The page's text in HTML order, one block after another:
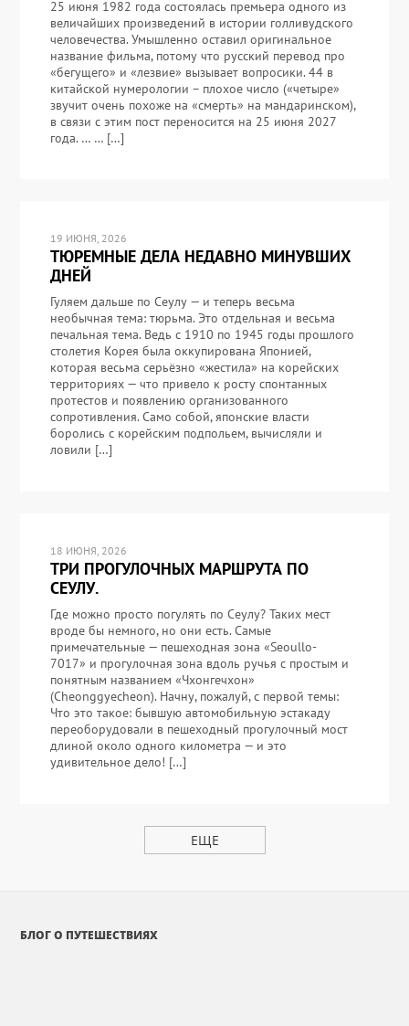
25 июня 1982 года состоялась премьера одного из
величайших произведений в истории голливудского
человечества. Умышленно оставил оригинальное
название фильма, потому что русский перевод про
«бегущего» и «лезвие» вызывает вопросики. 44 в
китайской нумерологии – плохое число («четыре»
звучит очень похоже на «смерть» на мандаринском),
в связи с этим пост переносится на 25 июня 2027
года. … … […]
19 ИЮНЯ, 2026
ТЮРЕМНЫЕ ДЕЛА НЕДАВНО МИНУВШИХ
ДНЕЙ
Гуляем дальше по Сеулу — и теперь весьма
необычная тема: тюрьма. Это отдельная и весьма
печальная тема. Ведь с 1910 по 1945 годы прошлого
столетия Корея была оккупирована Японией,
которая весьма серьёзно «жестила» на корейских
территориях — что привело к росту спонтанных
протестов и появлению организованного
сопротивления. Само собой, японские власти
боролись с корейским подпольем, вычисляли и
ловили […]
18 ИЮНЯ, 2026
ТРИ ПРОГУЛОЧНЫХ МАРШРУТА ПО
СЕУЛУ.
Где можно просто погулять по Сеулу? Таких мест
вроде бы немного, но они есть. Самые
примечательные — пешеходная зона «Seoullo-
7017» и прогулочная зона вдоль ручья с простым и
понятным названием «Чхонгечхон»
(Cheonggyecheon). Начну, пожалуй, с первой темы:
Что это такое: бывшую автомобильную эстакаду
переоборудовали в пешеходный прогулочный мост
длиной около одного километра — и это
удивительное дело! […]
ЕЩЕ
БЛОГ О ПУТЕШЕСТВИЯХ